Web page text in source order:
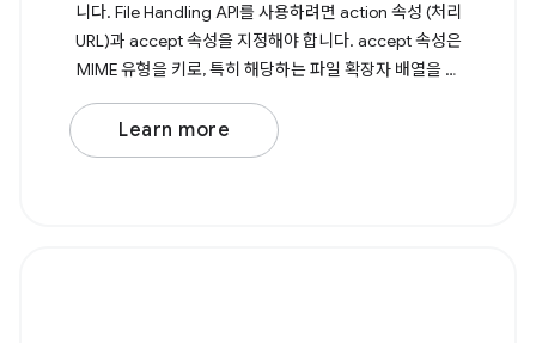
니다. File Handling API를 사용하려면 action 속성 (처리
URL)과 accept 속성을 지정해야 합니다. accept 속성은
MIME 유형을 키로, 특히 해당하는 파일 확장자 배열을 값
으로 갖는 객체입니다. 다음으로 File Handling API를 사용
하여 launchQueue 를 통해 열린 파일을 명령형으로 처리
해야 합니다. Browser Support
Learn more